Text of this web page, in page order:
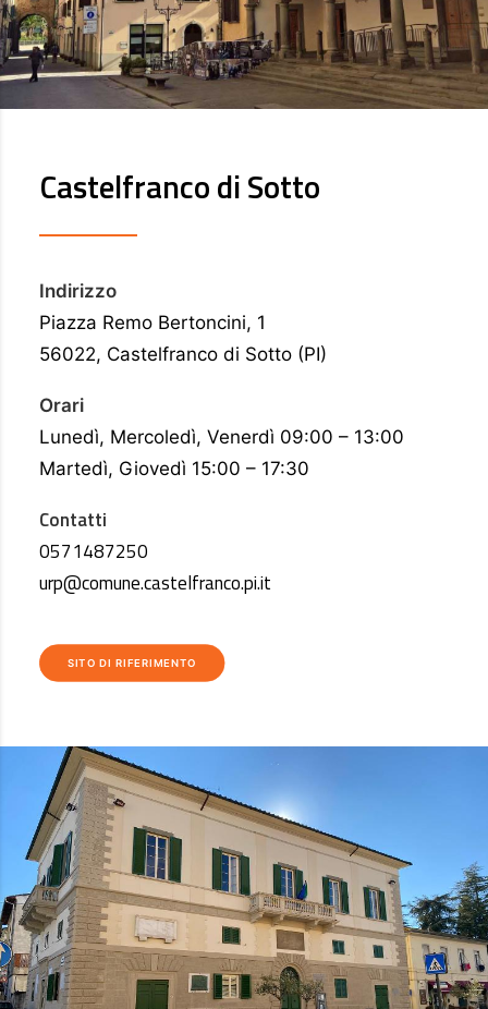
Castelfranco di Sotto
Indirizzo
Piazza Remo Bertoncini, 1
56022, Castelfranco di Sotto (PI)
Orari
Lunedì, Mercoledì, Venerdì 09:00 – 13:00
Martedì, Giovedì 15:00 – 17:30
Contatti
0571487250
urp@comune.castelfranco.pi.it
SITO DI RIFERIMENTO